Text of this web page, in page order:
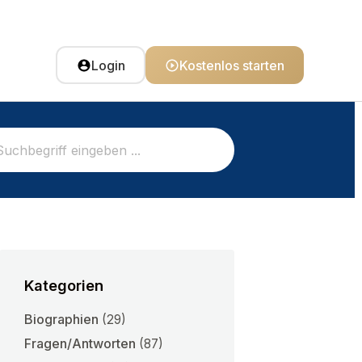
Login Kostenlos starten
Kategorien
Biographien (29)
Fragen/Antworten (87)